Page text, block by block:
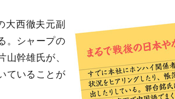
西徹夫元副
。シャープの
幹雄氏が、
ていることが